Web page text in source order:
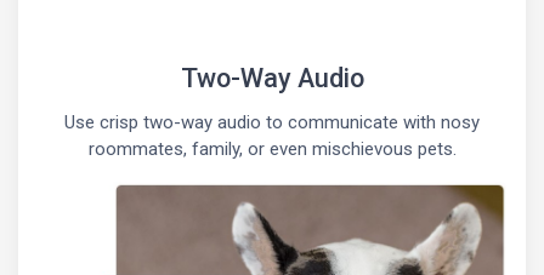
Two-Way Audio
Use crisp two-way audio to communicate with nosy
roommates, family, or even mischievous pets.